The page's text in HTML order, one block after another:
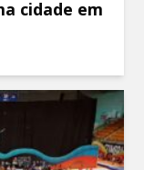
cidade em